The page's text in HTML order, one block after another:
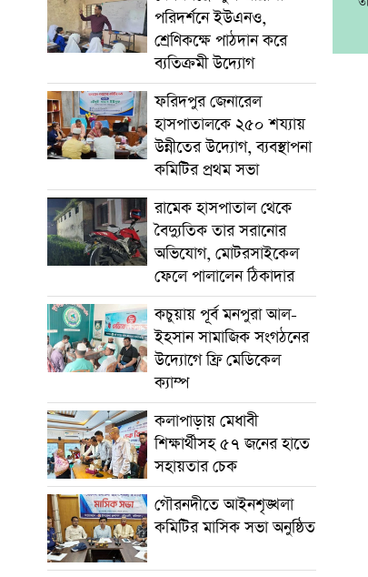
পরিদর্শনে ইউএনও,
শ্রেণিকক্ষে পাঠদান করে
ব্যতিক্রমী উদ্যোগ
ফরিদপুর জেনারেল
হাসপাতালকে ২৫০ শয্যায়
উন্নীতের উদ্যোগ, ব্যবস্থাপনা
কমিটির প্রথম সভা
রামেক হাসপাতাল থেকে
বৈদ্যুতিক তার সরানোর
অভিযোগ, মোটরসাইকেল
ফেলে পালালেন ঠিকাদার
কচুয়ায় পূর্ব মনপুরা আল-
ইহসান সামাজিক সংগঠনের
উদ্যোগে ফ্রি মেডিকেল
ক্যাম্প
কলাপাড়ায় মেধাবী
শিক্ষার্থীসহ ৫৭ জনের হাতে
সহায়তার চেক
গৌরনদীতে আইনশৃঙ্খলা
কমিটির মাসিক সভা অনুষ্ঠিত